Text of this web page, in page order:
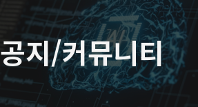
공지/커뮤니티